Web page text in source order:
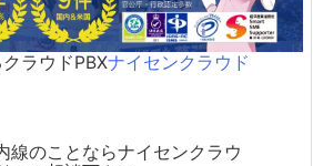
ラウドPBXナイセンクラウド
線のことならナイセンクラウ